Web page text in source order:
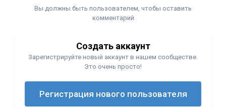
Вы должны быть пользователем, чтобы оставить
комментарий
Создать аккаунт
Зарегистрируйте новый аккаунт в нашем сообществе.
Это очень просто!
Регистрация нового пользователя